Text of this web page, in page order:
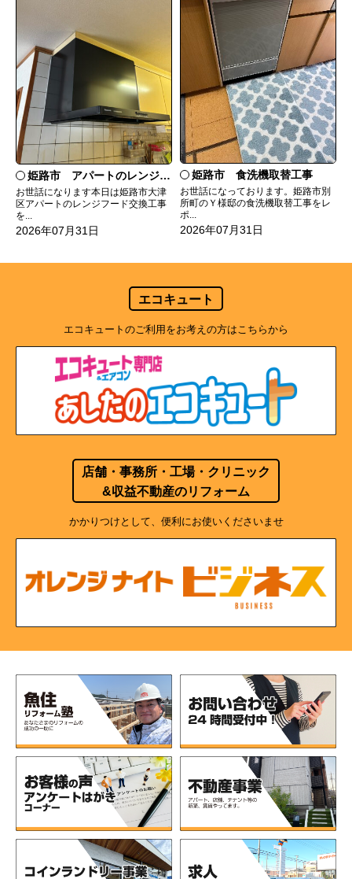
姫路市 アパートのレンジフード交換
お世話になります本日は姫路市大津
区アパートのレンジフード交換工事
を...
2026年07月31日
姫路市 食洗機取替工事
お世話になっております。姫路市別
所町のＹ様邸の食洗機取替工事をレ
ポ...
2026年07月31日
エコキュート
エコキュートのご利用をお考えの方はこちらから
店舗・事務所・工場・クリニック
&収益不動産のリフォーム
かかりつけとして、便利にお使いくださいませ